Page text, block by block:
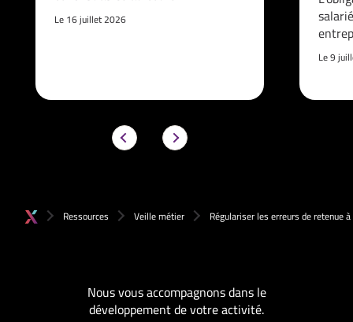
Le 16 juillet 2026
Le 9
Ressources Veille métier Régulariser les erreurs de retenue
Nous vous accompagnons dans le
développement de votre activité.